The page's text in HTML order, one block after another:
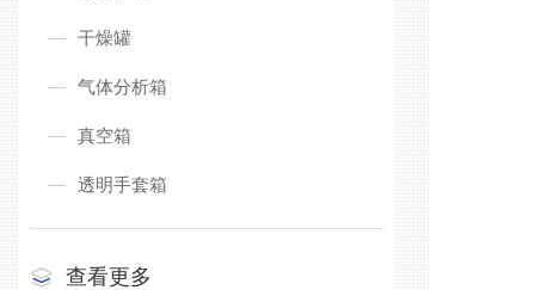
干燥罐
气体分析箱
真空箱
透明手套箱
查看更多